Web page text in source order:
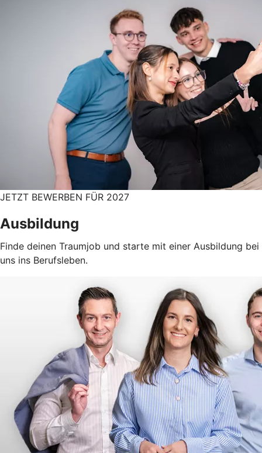
JETZT BEWERBEN FÜR 2027
Ausbildung
Finde deinen Traumjob und starte mit einer Ausbildung bei
uns ins Berufsleben.